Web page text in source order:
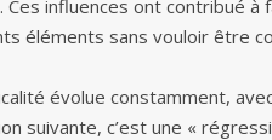
Ces influences ont contribué
éléments sans vouloir être
évolue constamment,
suivante, c’est une «